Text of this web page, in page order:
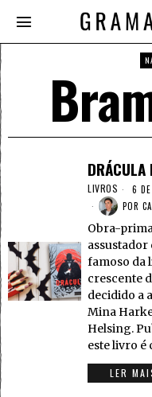
DRÁCULA
LIVROS
6
POR
Obra-
famoso da
crescente
decidido a
Mina
Helsing.
este livro é
LER